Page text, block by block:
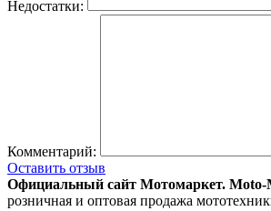
Недостатки:
Комментарий:
Оставить отзыв
Официальный сайт Мотомаркет. Moto-
розничная и оптовая продажа